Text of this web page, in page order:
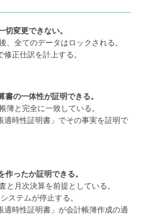
切変更できない。
、全てのデータはロックされる。
正仕訳を計上する。
書の一体性が証明できる。
と完全に一致している。
時性証明書」でその事実を証明で
作ったか証明できる。
と月次決算を前提としている。
ステムが停止する。
時性証明書」が会計帳簿作成の適